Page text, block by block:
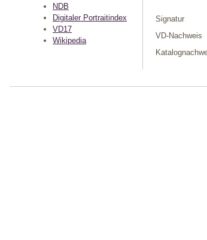
NDB
Digitaler Portraitindex
VD17
Wikipedia
Signatur
VD-Nachweis